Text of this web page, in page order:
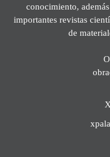
conocimiento,
importantes revistas
de